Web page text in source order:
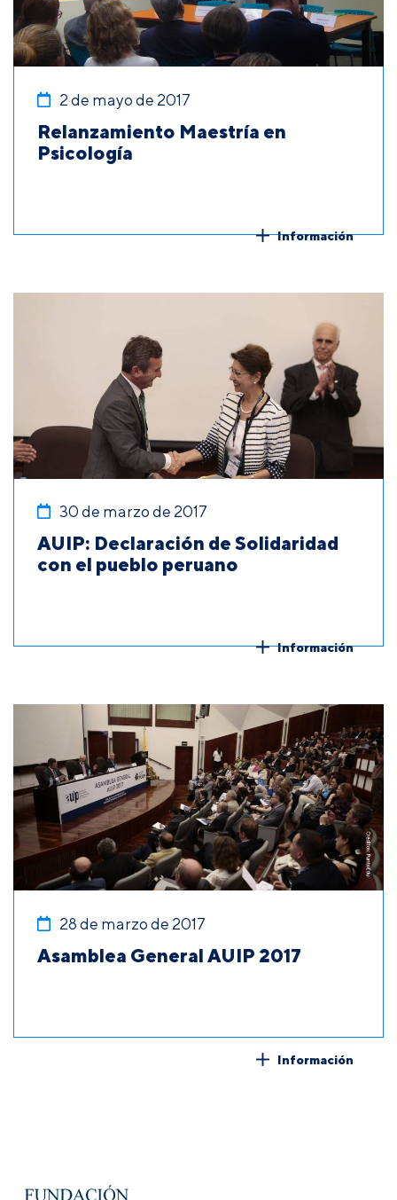
2 de mayo de 2017
Relanzamiento Maestría en
Psicología
Información
30 de marzo de 2017
AUIP: Declaración de Solidaridad
con el pueblo peruano
Información
28 de marzo de 2017
Asamblea General AUIP 2017
Información